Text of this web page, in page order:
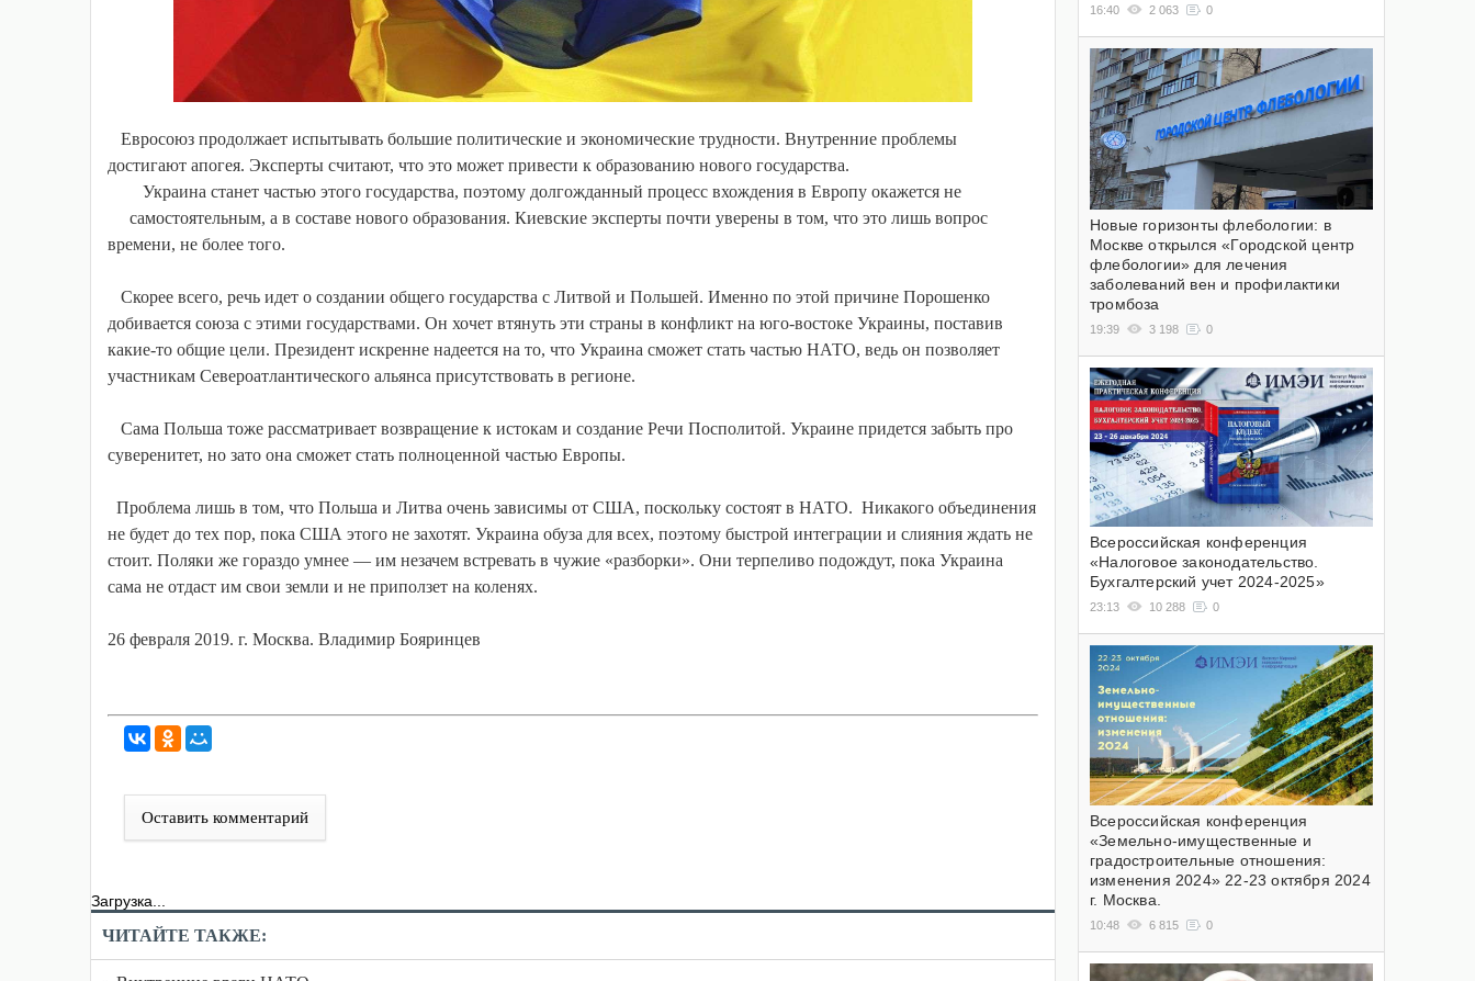
Евросоюз продолжает испытывать большие политические и экономические трудности. Внутренние проблемы
достигают апогея. Эксперты считают, что это может привести к образованию нового государства.
Украина станет частью этого государства, поэтому долгожданный процесс вхождения в Европу окажется не
самостоятельным, а в составе нового образования. Киевские эксперты почти уверены в том, что это лишь вопрос
времени, не более того.
Скорее всего, речь идет о создании общего государства с Литвой и Польшей. Именно по этой причине Порошенко
добивается союза с этими государствами. Он хочет втянуть эти страны в конфликт на юго-востоке Украины, поставив
какие-то общие цели. Президент искренне надеется на то, что Украина сможет стать частью НАТО, ведь он позволяет
участникам Североатлантического альянса присутствовать в регионе.
Сама Польша тоже рассматривает возвращение к истокам и создание Речи Посполитой. Украине придется забыть про
суверенитет, но зато она сможет стать полноценной частью Европы.
Проблема лишь в том, что Польша и Литва очень зависимы от США, поскольку состоят в НАТО. Никакого объединения
не будет до тех пор, пока США этого не захотят. Украина обуза для всех, поэтому быстрой интеграции и слияния ждать не
стоит. Поляки же гораздо умнее — им незачем встревать в чужие «разборки». Они терпеливо подождут, пока Украина
сама не отдаст им свои земли и не приползет на коленях.
26 февраля 2019. г. Москва. Владимир Бояринцев
Оставить комментарий
Загрузка...
ЧИТАЙТЕ ТАКЖЕ:
16:40 2 063 0
Новые горизонты флебологии: в
Москве открылся «Городской центр
флебологии» для лечения
заболеваний вен и профилактики
тромбоза
19:39 3 198 0
Всероссийская конференция
«Налоговое законодательство.
Бухгалтерский учет 2024-2025»
23:13 10 288 0
Всероссийская конференция
«Земельно-имущественные и
градостроительные отношения:
изменения 2024» 22-23 октября 2024
г. Москва.
10:48 6 815 0